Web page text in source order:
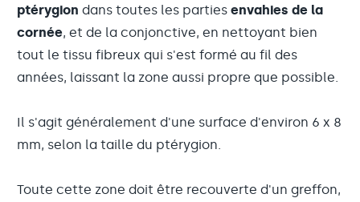
ptérygion dans toutes les parties envahies de la
cornée, et de la conjonctive, en nettoyant bien
tout le tissu fibreux qui s'est formé au fil des
années, laissant la zone aussi propre que possible.
Il s'agit généralement d'une surface d'environ 6 x 8
mm, selon la taille du ptérygion.
Toute cette zone doit être recouverte d'un greffon,